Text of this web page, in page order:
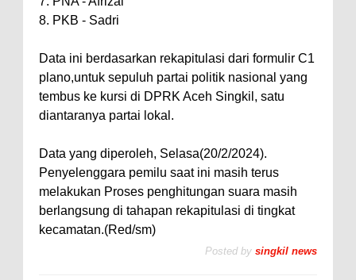
8. PKB - Sadri
Data ini berdasarkan rekapitulasi dari formulir C1
plano,untuk sepuluh partai politik nasional yang
tembus ke kursi di DPRK Aceh Singkil, satu
diantaranya partai lokal.
Data yang diperoleh, Selasa(20/2/2024).
Penyelenggara pemilu saat ini masih terus
melakukan Proses penghitungan suara masih
berlangsung di tahapan rekapitulasi di tingkat
kecamatan.(Red/sm)
Posted by singkil news